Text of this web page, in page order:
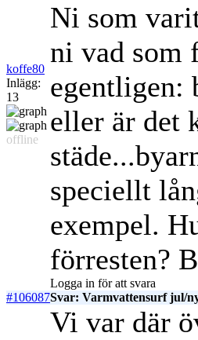
koffe80
Inlägg:
13
offline
Ni som
ni vad som
egentligen:
eller är det
speciellt
exempel.
förresten?
Logga in för att svara
#106087Svar: Varmvattensurf jul/
Vi var där